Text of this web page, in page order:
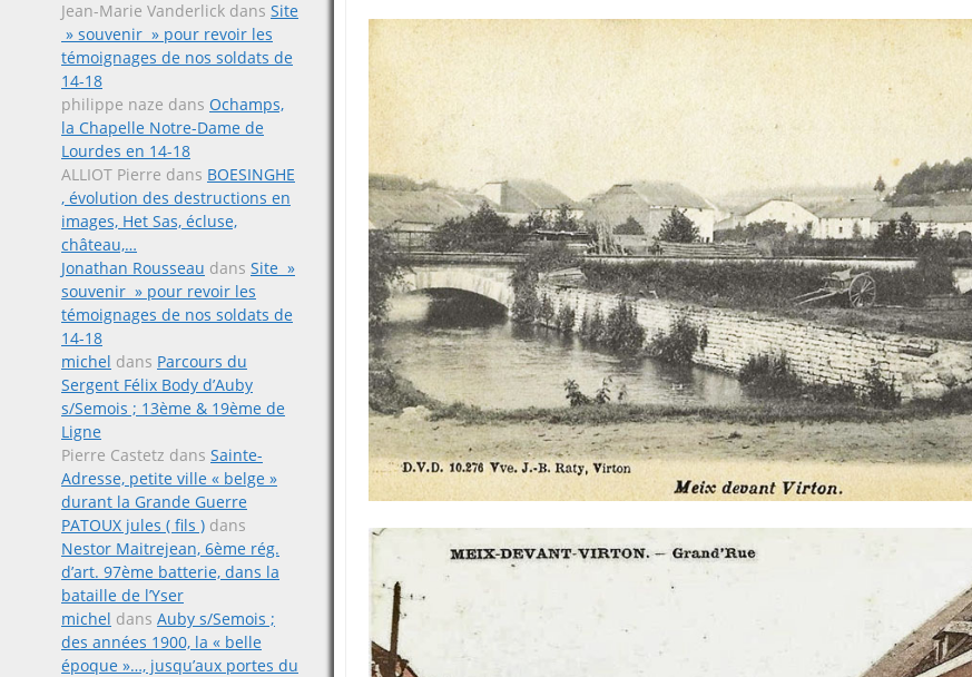
Jean-Marie Vanderlick dans Site
» souvenir » pour revoir les
témoignages de nos soldats de
14-18
philippe naze dans Ochamps,
la Chapelle Notre-Dame de
Lourdes en 14-18
ALLIOT Pierre dans BOESINGHE
, évolution des destructions en
images, Het Sas, écluse,
château,…
Jonathan Rousseau dans Site »
souvenir » pour revoir les
témoignages de nos soldats de
14-18
michel dans Parcours du
Sergent Félix Body d’Auby
s/Semois ; 13ème & 19ème de
Ligne
Pierre Castetz dans Sainte-
Adresse, petite ville « belge »
durant la Grande Guerre
PATOUX jules ( fils ) dans
Nestor Maitrejean, 6ème rég.
d’art. 97ème batterie, dans la
bataille de l’Yser
michel dans Auby s/Semois ;
des années 1900, la « belle
époque »…, jusqu’aux portes du